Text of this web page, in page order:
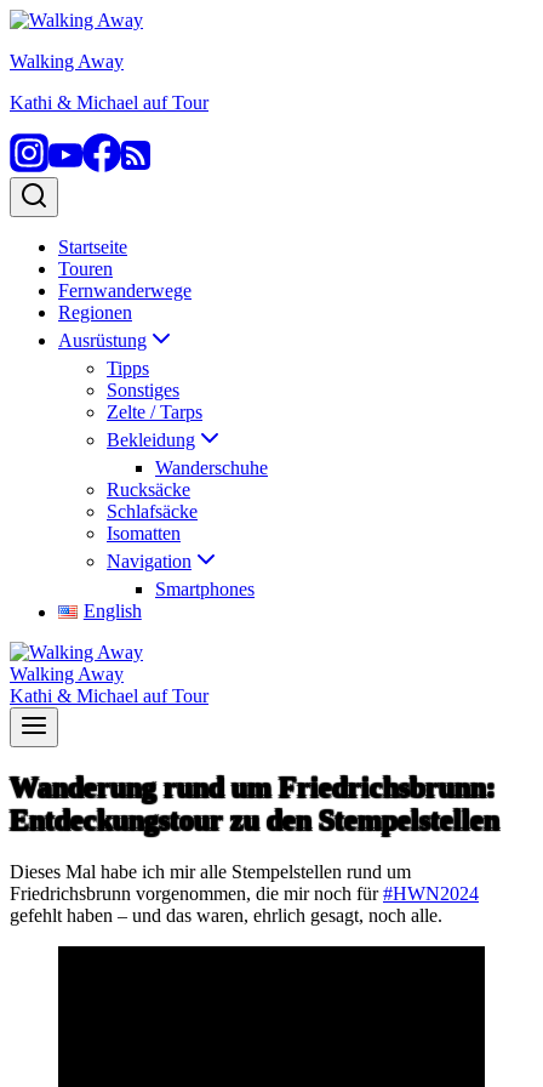
Zum
springen
Walking Away
Kathi & Michael auf Tour
Startseite
Touren
Fernwanderwege
Regionen
Ausrüstung
Tipps
Sonstiges
Zelte / Tarps
Bekleidung
Wanderschuhe
Rucksäcke
Schlafsäcke
Isomatten
Navigation
Smartphones
English
Walking Away
Kathi & Michael auf Tour
Wanderung rund um Friedrichsbrunn:
Entdeckungstour zu den Stempelstellen
Dieses Mal habe ich mir alle Stempelstellen rund um
Friedrichsbrunn vorgenommen, die mir noch für#HWN2024
gefehlt haben – und das waren, ehrlich gesagt, noch alle.